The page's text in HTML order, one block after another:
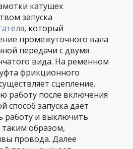
катушек
запуска
, который
промежуточного вала
передачи с двумя
вида. На ременном
фрикционного
сцепление.
работу после включения
способ запуска дает
работу и выключить
таким образом,
провода. Далее